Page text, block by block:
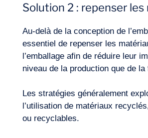
Solution 2 : repenser
Au-delà de la conception de
essentiel de repenser les
l’emballage afin de réduire leur
niveau de la production que de la
Les stratégies généralement
l’utilisation de matériaux
ou recyclables.